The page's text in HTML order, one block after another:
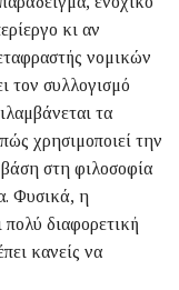
κι αν
νομικών
τον συλλογισμό
τα
χρησιμοποιεί την
στη φιλοσοφία
Φυσικά, η
πολύ διαφορετική
κανείς να